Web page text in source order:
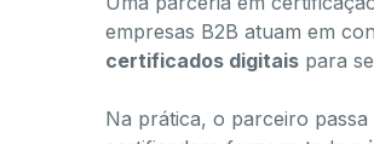
empresas B2B atuam em
certificados digitais para
Na prática, o parceiro